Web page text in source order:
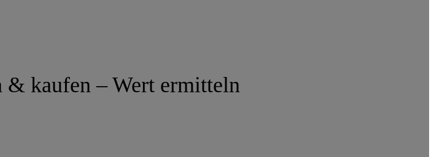
& kaufen – Wert ermitteln